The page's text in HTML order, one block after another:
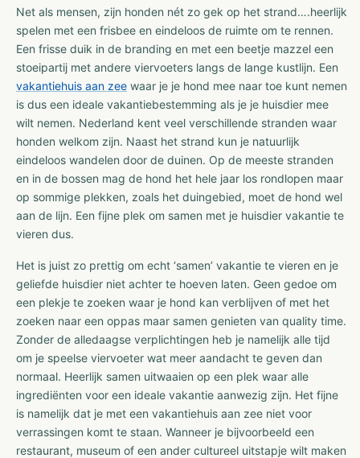
Net als mensen, zijn honden nét zo gek op het strand….heerlijk
spelen met een frisbee en eindeloos de ruimte om te rennen.
Een frisse duik in de branding en met een beetje mazzel een
stoeipartij met andere viervoeters langs de lange kustlijn. Een
vakantiehuis aan zee waar je je hond mee naar toe kunt nemen
is dus een ideale vakantiebestemming als je je huisdier mee
wilt nemen. Nederland kent veel verschillende stranden waar
honden welkom zijn. Naast het strand kun je natuurlijk
eindeloos wandelen door de duinen. Op de meeste stranden
en in de bossen mag de hond het hele jaar los rondlopen maar
op sommige plekken, zoals het duingebied, moet de hond wel
aan de lijn. Een fijne plek om samen met je huisdier vakantie te
vieren dus.
Het is juist zo prettig om echt ‘samen’ vakantie te vieren en je
geliefde huisdier niet achter te hoeven laten. Geen gedoe om
een plekje te zoeken waar je hond kan verblijven of met het
zoeken naar een oppas maar samen genieten van quality time.
Zonder de alledaagse verplichtingen heb je namelijk alle tijd
om je speelse viervoeter wat meer aandacht te geven dan
normaal. Heerlijk samen uitwaaien op een plek waar alle
ingrediënten voor een ideale vakantie aanwezig zijn. Het fijne
is namelijk dat je met een vakantiehuis aan zee niet voor
verrassingen komt te staan. Wanneer je bijvoorbeeld een
restaurant, museum of een ander cultureel uitstapje wilt maken